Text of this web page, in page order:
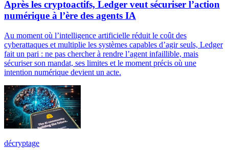
Après les cryptoactifs, Ledger veut sécuriser l’action
numérique à l’ère des agents IA
Au moment où l’intelligence artificielle réduit le coût des
cyberattaques et multiplie les systèmes capables d’agir seuls, Ledger
fait un pari : ne pas chercher à rendre l’agent infaillible, mais
sécuriser son mandat, ses limites et le moment précis où une
intention numérique devient un acte.
décryptage